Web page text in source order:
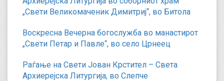
„Свети Великомаченик Димитриј“, во Битола
Воскресна Вечерна богослужба во манастирот
„Свети Петар и Павле“, во село Црнеец
Раѓање на Свети Јован Крстител – Света
Архиерејска Литургија, во Слепче